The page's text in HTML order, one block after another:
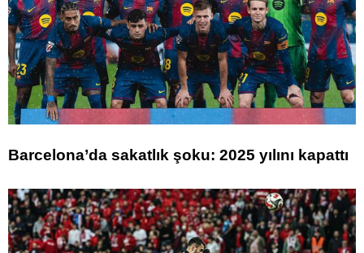
Barcelona’da sakatlık şoku: 2025 yılını kapattı